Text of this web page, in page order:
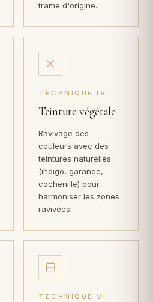
trame d'origine.
TECHNIQUE IV
Teinture végétale
Ravivage des
couleurs avec des
teintures naturelles
(indigo, garance,
cochenille) pour
harmoniser les zones
ravivées.
TECHNIQUE VI